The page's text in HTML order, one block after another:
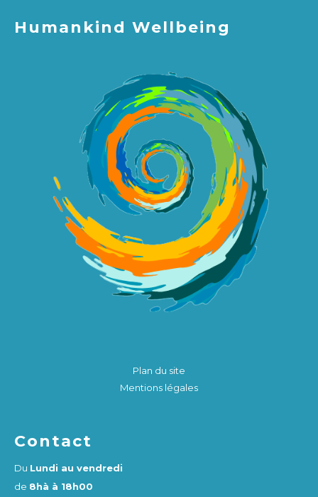
Humankind Wellbeing
Plan du site
Mentions légales
Contact
Du Lundi au vendredi
de 8hà à 18h00